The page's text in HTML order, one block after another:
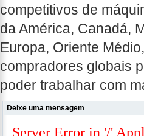
competitivos de
da América, Canadá,
Europa, Oriente
compradores globais
poder trabalhar com
Deixe uma mensagem